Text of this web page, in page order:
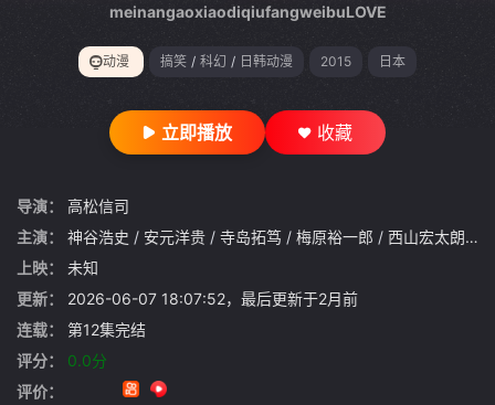
meinangaoxiaodiqiufangweibuLOVE
动漫 搞笑 / 科幻 / 日韩动漫 2015 日本
立即播放 收藏
导演：
高松信司
主演：
神谷浩史 / 安元洋贵 / 寺岛拓笃 / 梅原裕一郎 / 西山宏太朗 /
上映：
未知
更新：
2026-06-07 18:07:52，最后更新于2月前
连载：
第12集完结
评分：
0.0分
评价：